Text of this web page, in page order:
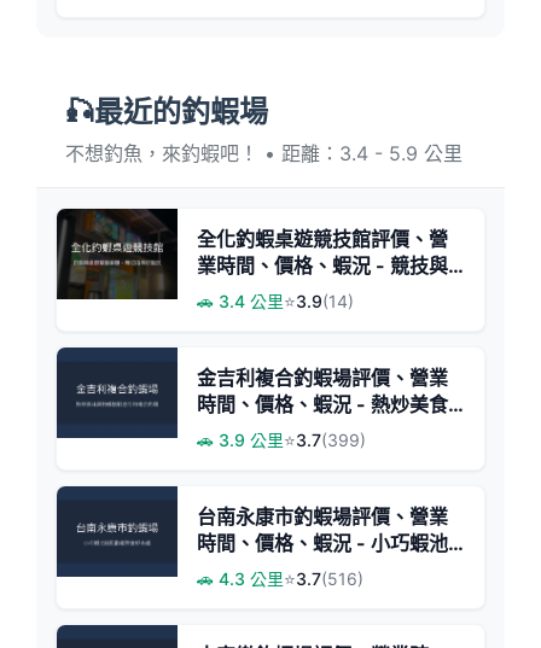
🎣最近的釣蝦場
不想釣魚，來釣蝦吧！ • 距離：3.4 - 5.9 公里
全化釣蝦桌遊競技館評價、營
業時間、價格、蝦況 - 競技與
休閒結合
🚗 3.4 公里⭐3.9(14)
金吉利複合釣蝦場評價、營業
時間、價格、蝦況 - 熱炒美食
與釣蝦體驗
🚗 3.9 公里⭐3.7(399)
台南永康市釣蝦場評價、營業
時間、價格、蝦況 - 小巧蝦池
與娛樂氛圍
🚗 4.3 公里⭐3.7(516)